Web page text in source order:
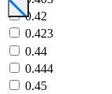
0.42
0.423
0.44
0.444
0.45